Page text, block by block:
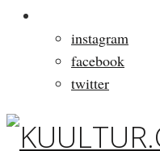
instagram
facebook
twitter